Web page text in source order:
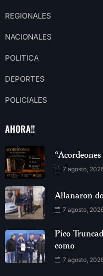
REGIONALES
NACIONALES
POLITICA
DEPORTES
POLICIALES
AHORA!!
7 agosto,
Allanaron
7 agosto,
Pico
como
7 agosto,